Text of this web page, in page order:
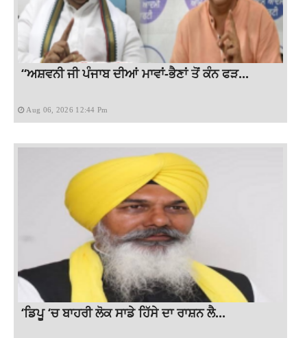
“ਅਸ਼ਵਨੀ ਜੀ ਪੰਜਾਬ ਦੀਆਂ ਮਾਵਾਂ-ਭੈਣਾਂ ਤੋਂ ਕੰਨ ਫੜ...
Aug 06, 2026 12:44 Pm
‘ਡਿਪੂ ‘ਚ ਬਾਹਰੀ ਲੋਕ ਸਾਡੇ ਹਿੱਸੇ ਦਾ ਰਾਸ਼ਨ ਲੈ...